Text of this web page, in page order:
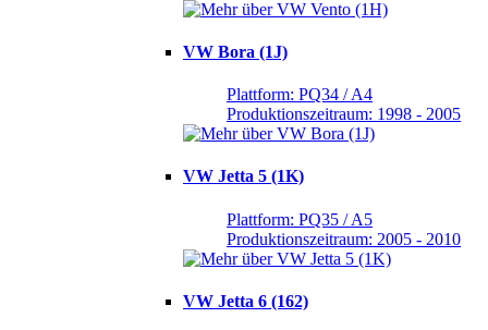
VW Bora (1J)
Plattform: PQ34 / A4
Produktionszeitraum: 1998 - 2005
VW Jetta 5 (1K)
Plattform: PQ35 / A5
Produktionszeitraum: 2005 - 2010
VW Jetta 6 (162)